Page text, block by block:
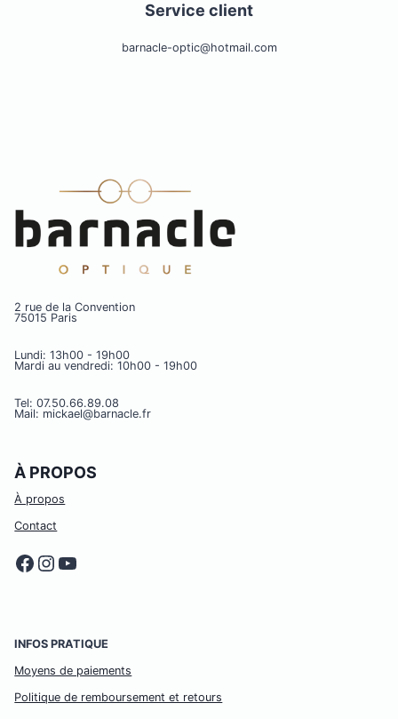
Service client
barnacle-optic@hotmail.com
2 rue de la Convention
75015 Paris
Lundi: 13h00 - 19h00
Mardi au vendredi: 10h00 - 19h00
Tel: 07.50.66.89.08
Mail: mickael@barnacle.fr
À PROPOS
À propos
Contact
Facebook
Instagram
YouTube
INFOS PRATIQUE
Moyens de paiements
Politique de remboursement et retours